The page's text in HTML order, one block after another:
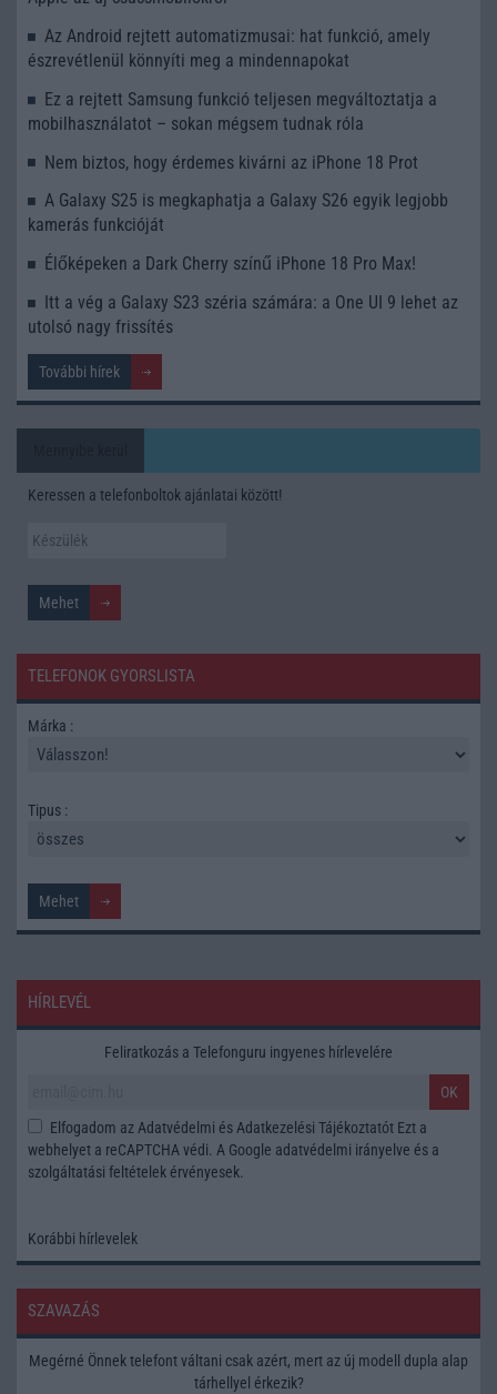
Az Android rejtett automatizmusai: hat funkció, amely
észrevétlenül könnyíti meg a mindennapokat
Ez a rejtett Samsung funkció teljesen megváltoztatja a
mobilhasználatot – sokan mégsem tudnak róla
Nem biztos, hogy érdemes kivárni az iPhone 18 Prot
A Galaxy S25 is megkaphatja a Galaxy S26 egyik legjobb
kamerás funkcióját
Élőképeken a Dark Cherry színű iPhone 18 Pro Max!
Itt a vég a Galaxy S23 széria számára: a One UI 9 lehet az
utolsó nagy frissítés
További hírek
Keressen a telefonboltok ajánlatai között!
TELEFONOK GYORSLISTA
Márka :
Tipus :
HÍRLEVÉL
Feliratkozás a Telefonguru ingyenes hírlevelére
OK
Elfogadom azAdatvédelmi és Adatkezelési Tájékoztatót Ezt a
webhelyet a reCAPTCHA védi. A Google adatvédelmi irányelve és a
szolgáltatási feltételek érvényesek.
Korábbi hírlevelek
SZAVAZÁS
Megérné Önnek telefont váltani csak azért, mert az új modell dupla alap
tárhellyel érkezik?